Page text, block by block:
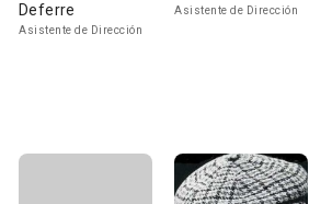
Deferre
Asistente de Dirección
Asistente de Dirección